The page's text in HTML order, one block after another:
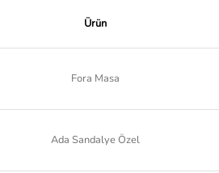
Ürün
Fora Masa
Ada Sandalye Özel